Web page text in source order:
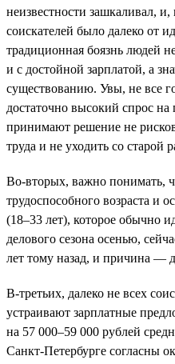
неизвестности зашкаливал, и,
соискателей было далеко от
традиционная боязнь людей
и с достойной зарплатой, а
существованию. Увы, не все
достаточно высокий спрос
принимают решение не
труда и не уходить со старой
Во-вторых, важно понимать,
трудоспособного возраста и
(18–33 лет), которое обычно
делового сезона осенью,
лет тому назад, и причина —
В-третьих, далеко не всех
устраивают зарплатные
на 57 000–59 000 рублей
Санкт-Петербурге согласны